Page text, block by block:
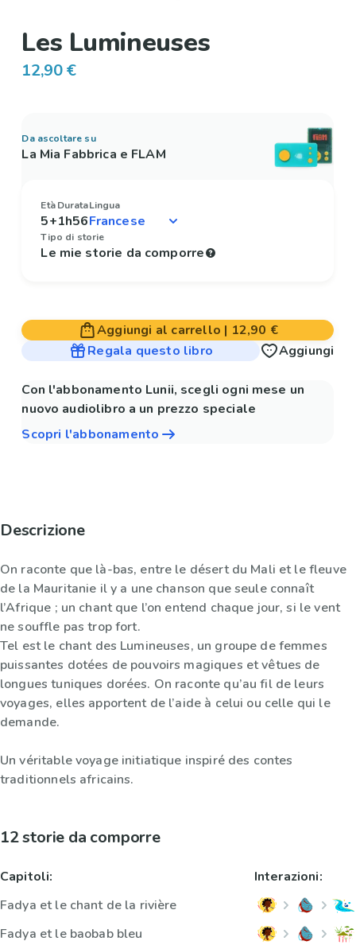
Les Lumineuses
12,90 €
Da ascoltare su
La Mia Fabbrica e FLAM
Età
5+
Durata
1h56
Lingua
Tipo di storie
Le mie storie da comporre
Aggiungi al carrello | 12,90 €
Regala questo libro
Aggiungi
Con l'abbonamento Lunii, scegli ogni mese un
nuovo audiolibro a un prezzo speciale
Scopri l'abbonamento
Descrizione
On raconte que là-bas, entre le désert du Mali et le fleuve
de la Mauritanie il y a une chanson que seule connaît
l’Afrique ; un chant que l’on entend chaque jour, si le vent
ne souffle pas trop fort.
Tel est le chant des Lumineuses, un groupe de femmes
puissantes dotées de pouvoirs magiques et vêtues de
longues tuniques dorées. On raconte qu’au fil de leurs
voyages, elles apportent de l’aide à celui ou celle qui le
demande.
Un véritable voyage initiatique inspiré des contes
traditionnels africains.
12 storie da comporre
Capitoli:
Fadya et le chant de la rivière
Fadya et le baobab bleu
Interazioni: